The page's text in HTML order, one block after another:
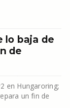
lo baja de
de
en Hungaroring;
un fin de